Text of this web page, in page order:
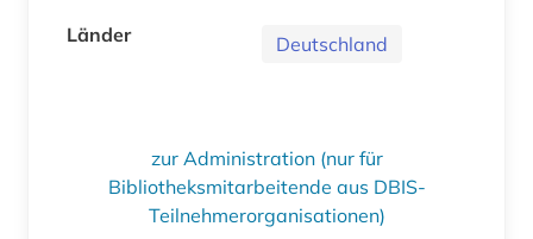
Länder
Deutschland
zur Administration (nur für
Bibliotheksmitarbeitende aus DBIS-
Teilnehmerorganisationen)